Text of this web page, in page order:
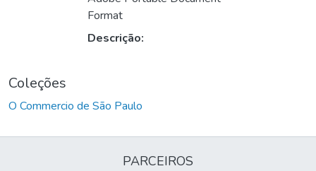
Format
Descrição:
Coleções
O Commercio de São Paulo
PARCEIROS